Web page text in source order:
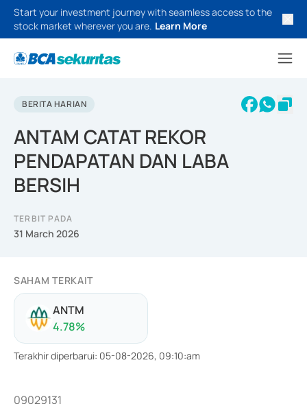
Start your investment journey with seamless access to the
stock market wherever you are. Learn More
BERITA HARIAN
ANTAM CATAT REKOR
PENDAPATAN DAN LABA
BERSIH
TERBIT PADA
31 March 2026
SAHAM TERKAIT
ANTM
4.78%
Terakhir diperbarui: 05-08-2026, 09:10:am
09029131